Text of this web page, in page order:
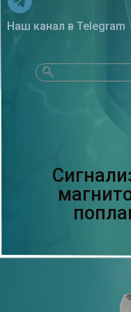
Наш канал в Telegram